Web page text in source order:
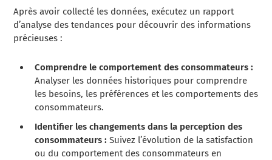
Après avoir collecté les données, exécutez un rapport
d’analyse des tendances pour découvrir des informations
précieuses :
Comprendre le comportement des consommateurs :
Analyser les données historiques pour comprendre
les besoins, les préférences et les comportements des
consommateurs.
Identifier les changements dans la perception des
consommateurs : Suivez l’évolution de la satisfaction
ou du comportement des consommateurs en